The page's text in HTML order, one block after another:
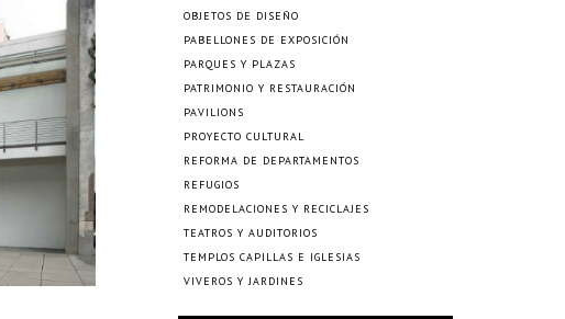
OBJETOS DE DISEÑO
PABELLONES DE EXPOSICIÓN
PARQUES Y PLAZAS
PATRIMONIO Y RESTAURACIÓN
PAVILIONS
PROYECTO CULTURAL
REFORMA DE DEPARTAMENTOS
REFUGIOS
REMODELACIONES Y RECICLAJES
TEATROS Y AUDITORIOS
TEMPLOS CAPILLAS E IGLESIAS
VIVEROS Y JARDINES